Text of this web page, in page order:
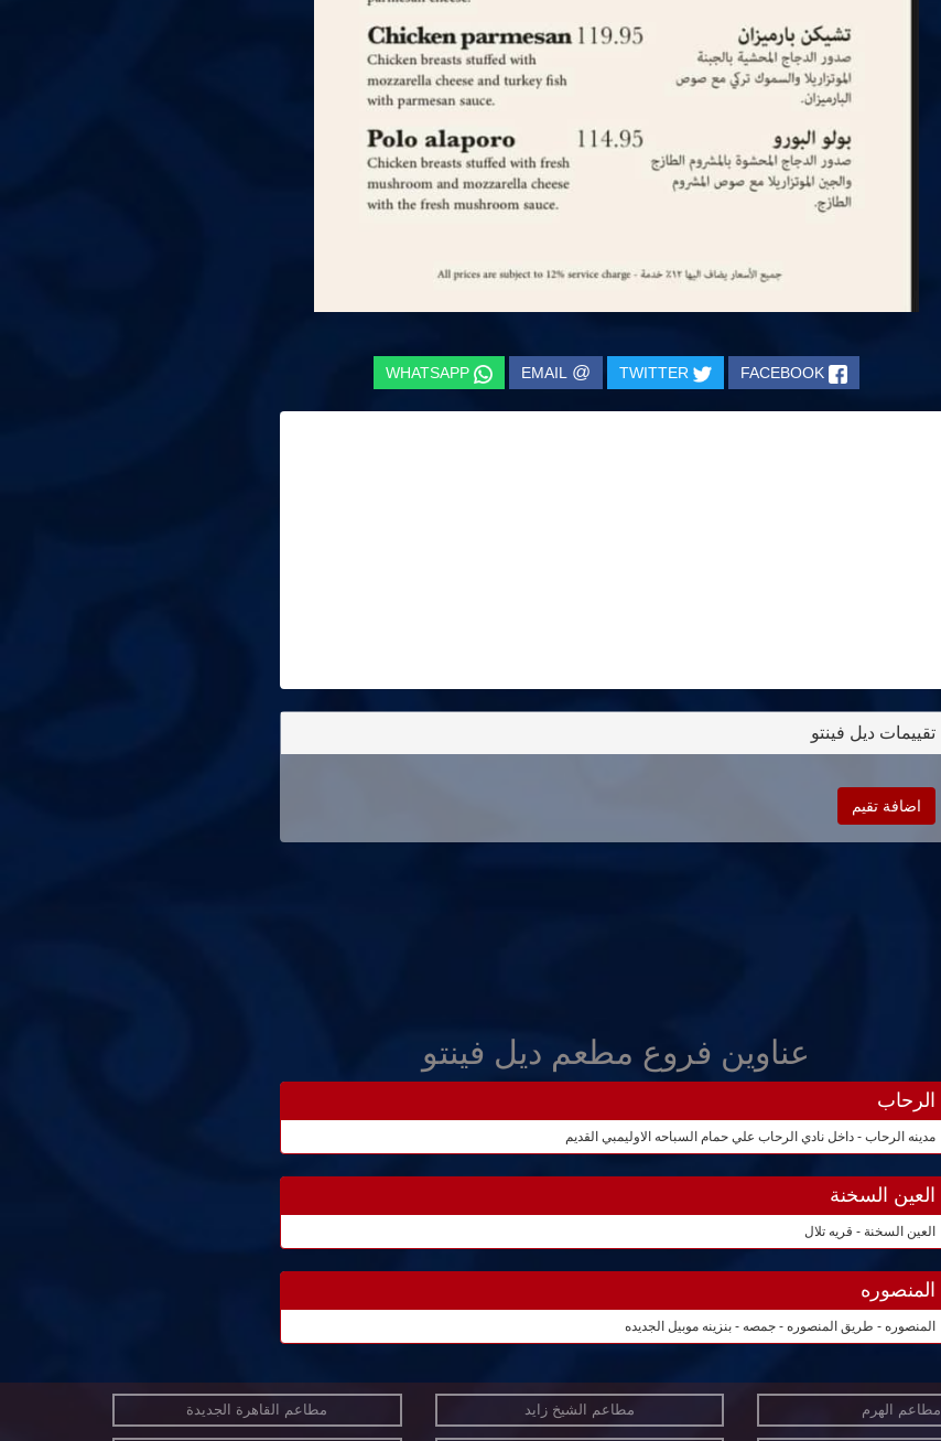
FACEBOOK
TWITTER
@
EMAIL
WHATSAPP
تقييمات ديل فينتو
اضافة تقيم
عناوين فروع مطعم ديل فينتو
الرحاب
مدينه الرحاب - داخل نادي الرحاب علي حمام السباحه الاوليمبي القديم
العين السخنة
العين السخنة - قريه تلال
المنصوره
المنصوره - طريق المنصوره - جمصه - بنزينه موبيل الجديده
مطاعم الهرم مطاعم الشيخ زايد مطاعم القاهرة الجديدة